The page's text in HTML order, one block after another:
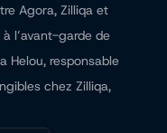
Agora, Zilliqa et
l’avant-garde de
Helou, responsable
chez Zilliqa,